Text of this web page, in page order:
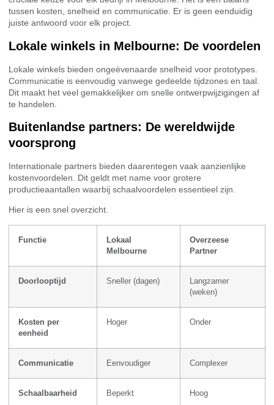
tussen kosten, snelheid en communicatie. Er is geen eenduidig
juiste antwoord voor elk project.
Lokale winkels in Melbourne: De voordelen
Lokale winkels bieden ongeëvenaarde snelheid voor prototypes.
Communicatie is eenvoudig vanwege gedeelde tijdzones en taal.
Dit maakt het veel gemakkelijker om snelle ontwerpwijzigingen af
te handelen.
Buitenlandse partners: De wereldwijde
voorsprong
Internationale partners bieden daarentegen vaak aanzienlijke
kostenvoordelen. Dit geldt met name voor grotere
productieaantallen waarbij schaalvoordelen essentieel zijn.
Hier is een snel overzicht.
Functie
Lokaal
Melbourne
Overzeese
Partner
Doorlooptijd Sneller (dagen)
Langzamer
(weken)
Kosten per
eenheid
Hoger Onder
Communicatie Eenvoudiger Complexer
Schaalbaarheid Beperkt Hoog